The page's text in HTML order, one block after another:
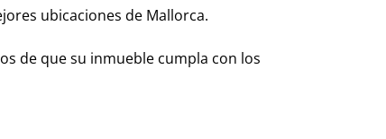
ubicaciones de Mallorca.
de que su inmueble cumpla con los